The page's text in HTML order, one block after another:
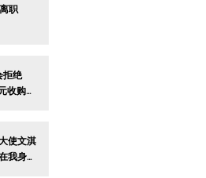
职
绝
收购要
使文淇
我身